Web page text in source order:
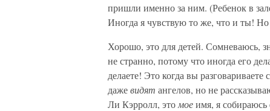
пришли именно за ним. (Ребенок в
Иногда я чувствую то же, что и ты!
Хорошо, это для детей. Сомневаюсь,
не странно, потому что иногда его
делаете! Это когда вы
дажевидят ангелов, но не
Ли Кэрролл, это моеимя, я